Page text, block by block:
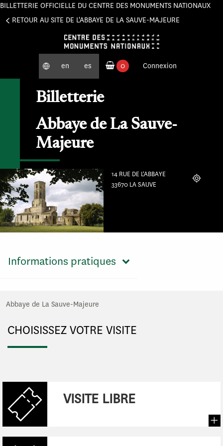
BILLETTERIE OFFICIELLE DU CENTRE DES MONUMENTS NATIONAUX
RETOUR AU SITE DE L'ABBAYE DE LA SAUVE-MAJEURE
en es
0
Connexion
Billetterie
Abbaye de La Sauve-
Majeure
14 RUE DE L'ABBAYE
33670 LA SAUVE
Localiser
Informations pratiques
Abbaye de La Sauve-Majeure
CHOISISSEZ VOTRE VISITE
VISITE LIBRE:
Panneau de gestion des cookies